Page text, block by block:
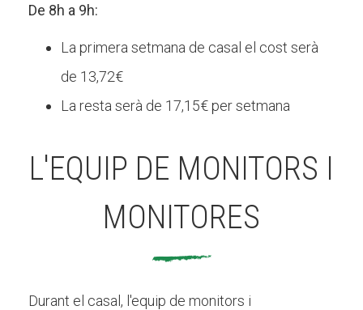
De 8h a 9h:
La primera setmana de casal el cost serà
de 13,72€
La resta serà de 17,15€ per setmana
L'EQUIP DE MONITORS I
MONITORES
Durant el casal, l'equip de monitors i